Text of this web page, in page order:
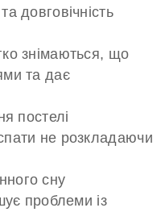
довговічність
знімаються, що
та дає
постелі
не розкладаючи
сну
проблеми із